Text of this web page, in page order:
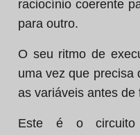
raciocínio coerente
para outro.
O seu ritmo de
uma vez que precisa
as variáveis antes de
Este é o circuito